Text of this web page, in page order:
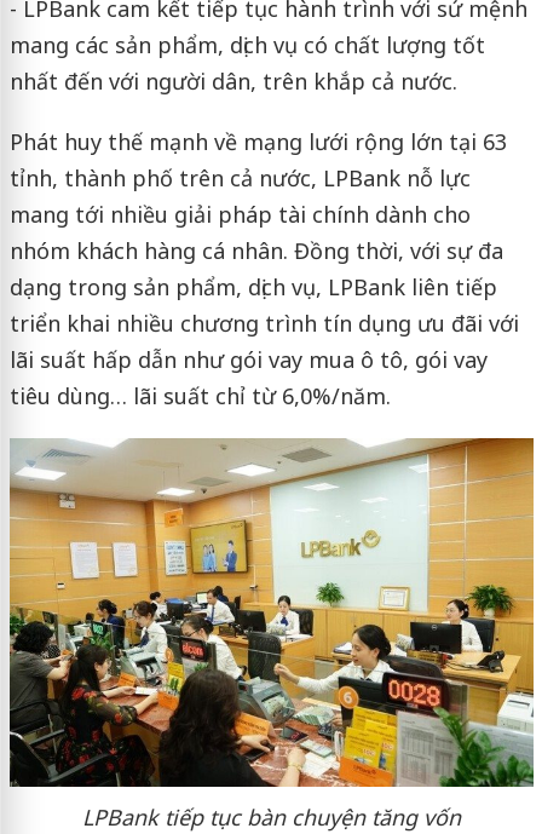
- LPBank cam kết tiếp tục hành trình với sứ mệnh
mang các sản phẩm, dịch vụ có chất lượng tốt
nhất đến với người dân, trên khắp cả nước.
Phát huy thế mạnh về mạng lưới rộng lớn tại 63
tỉnh, thành phố trên cả nước, LPBank nỗ lực
mang tới nhiều giải pháp tài chính dành cho
nhóm khách hàng cá nhân. Đồng thời, với sự đa
dạng trong sản phẩm, dịch vụ, LPBank liên tiếp
triển khai nhiều chương trình tín dụng ưu đãi với
lãi suất hấp dẫn như gói vay mua ô tô, gói vay
tiêu dùng… lãi suất chỉ từ 6,0%/năm.
LPBank tiếp tục bàn chuyện tăng vốn